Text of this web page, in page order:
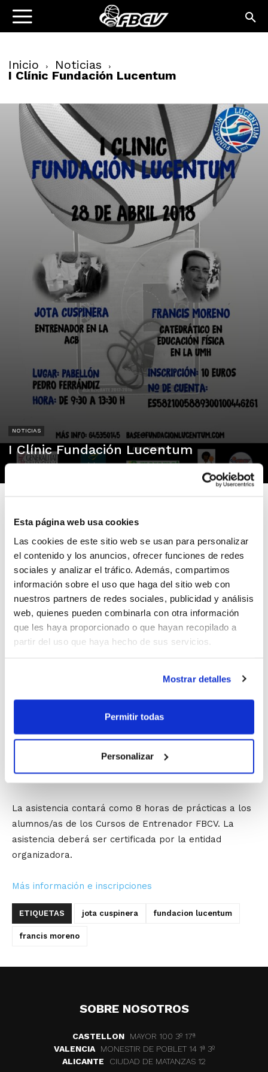
Esta página web usa cookies
Las cookies de este sitio web se usan para personalizar
el contenido y los anuncios, ofrecer funciones de redes
sociales y analizar el tráfico. Además, compartimos
información sobre el uso que haga del sitio web con
nuestros partners de redes sociales, publicidad y análisis
web, quienes pueden combinarla con otra información
que les haya proporcionado o que hayan recopilado a
partir del uso que haya hecho de sus servicios.
Mostrar detalles
Permitir todas
Personalizar
Inicio Noticias
I Clínic Fundación Lucentum
NOTICIAS
I Clínic Fundación Lucentum
El I Clinic Fundación Lucentum 2018 tendrá lugar el
próximo sábado 28 de abril en el pabellón Pedro
Ferrándiz. Inscripciones abiertas.
Los ponentes del Clínic seránJosé Ramón ‘Jota’
Cuspinera
, entrenador ACB con una carrera
contrastada tanto de primer entrenador como de
técnico ayudante; y
Francis Moreno
, catedrático de
La cita comenzará a las 09:30 y se alargará hasta las
13:30 horas. Cuspinera, que arrancará su exposición a
las 11:30, hablará sobre el timing y spacing en
será quien abra el clínic a las 9:45, lo hará sobre
cómo entrenar la técnica.
La asistencia contará como 8 horas de prácticas a los
alumnos/as de los Cursos de Entrenador FBCV. La
asistencia deberá ser certificada por la entidad
organizadora.
Más información e inscripciones
ETIQUETAS jota cuspinera fundacion lucentum
francis moreno
SOBRE NOSOTROS
CASTELLON
MAYOR 100 3º 17ª
VALENCIA
MONESTIR DE POBLET 14 1ª 3º
ALICANTE
CIUDAD DE MATANZAS 12